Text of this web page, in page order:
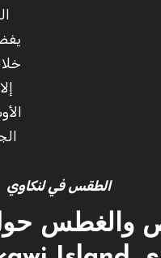
الطقس في لنكاوي
والغطس